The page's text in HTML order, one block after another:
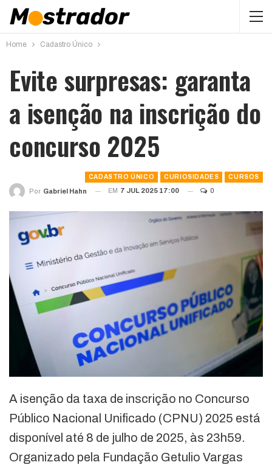
Home Cadastro Único
Evite surpresas: garanta
a isenção na inscrição do
concurso 2025
CADASTRO ÚNICO CURIOSIDADES CURSOS
Por Gabriel Hahn EM 7 JUL 2025 17:00 0
A isenção da taxa de inscrição no Concurso
Público Nacional Unificado (CPNU) 2025 está
disponível até 8 de julho de 2025, às 23h59.
Organizado pela Fundação Getulio Vargas